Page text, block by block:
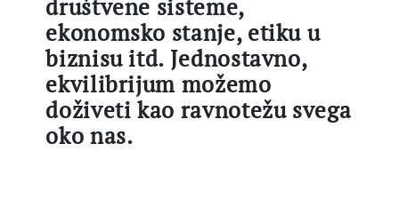
društvene sisteme,
ekonomsko stanje, etiku u
biznisu itd. Jednostavno,
ekvilibrijum možemo
doživeti kao ravnotežu svega
oko nas.